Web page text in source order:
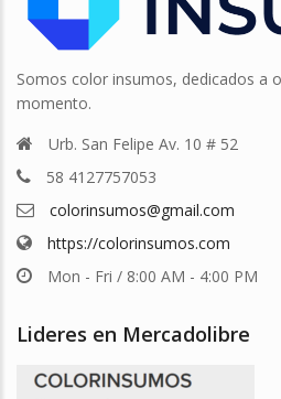
Somos color insumos, dedicados a
momento.
Urb. San Felipe Av. 10 # 52
58 4127757053
colorinsumos@gmail.com
https://colorinsumos.com
Mon - Fri / 8:00 AM - 4:00 PM
Lideres en Mercadolibre